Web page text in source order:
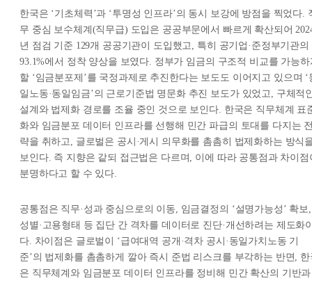
한국은 ‘기초체력’과 ‘투명성 인프라’의 동시 보강에 방점을 찍었다.
무 중심 보수체계(직무급) 도입은 공공부문에서 빠르게 확산되어
년 점검 기준 129개 공공기관이 도입했고, 특히 공기업·준정부기관의
93.1%에서 정착 양상을 보였다. 정부가 임금의 구조적 비교를 가능하
할 ‘임금분포제’를 국정과제로 추진한다는 보도도 이어지고 있으며 ‘
일노동·동일임금’의 근로기준법 명문화 추진 보도가 있었고, 구체적
설계와 법제화 경로를 조율 중인 것으로 보인다. 한국은 직무체계 표
화와 임금분포 데이터 인프라를 선행해 민간 파급의 토대를 다지는
략을 취하고, 글로벌은 공시·게시 의무화를 촘촘히 법제화하는 방식
보인다. 즉 지향은 같되 접근법은 다르며, 이에 따라 공통점과 차이점
분명하다고 할 수 있다.
공통점은 직무·성과 중심으로의 이동, 임금결정의 ‘설명가능성’ 확보,
성별·고용형태 등 집단 간 격차를 데이터로 진단·개선하려는 제도화
다. 차이점은 글로벌이 ‘급여대역 공개·격차 공시·동일가치노동 기
준’의 법제화를 촘촘하게 깔아 즉시 준법 리스크를 부각하는 반면, 한
은 직무체계와 임금분포 데이터 인프라를 정비해 민간 확산의 기반과